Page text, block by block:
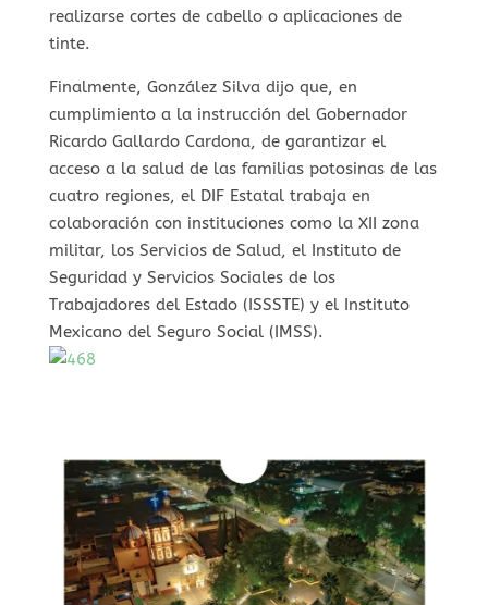
realizarse cortes de cabello o aplicaciones de
tinte.
Finalmente, González Silva dijo que, en
cumplimiento a la instrucción del Gobernador
Ricardo Gallardo Cardona, de garantizar el
acceso a la salud de las familias potosinas de las
cuatro regiones, el DIF Estatal trabaja en
colaboración con instituciones como la XII zona
militar, los Servicios de Salud, el Instituto de
Seguridad y Servicios Sociales de los
Trabajadores del Estado (ISSSTE) y el Instituto
Mexicano del Seguro Social (IMSS).